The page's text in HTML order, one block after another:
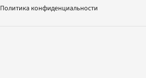
Политика конфиденциальности